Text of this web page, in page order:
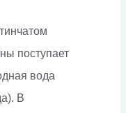
поступает
вода
В